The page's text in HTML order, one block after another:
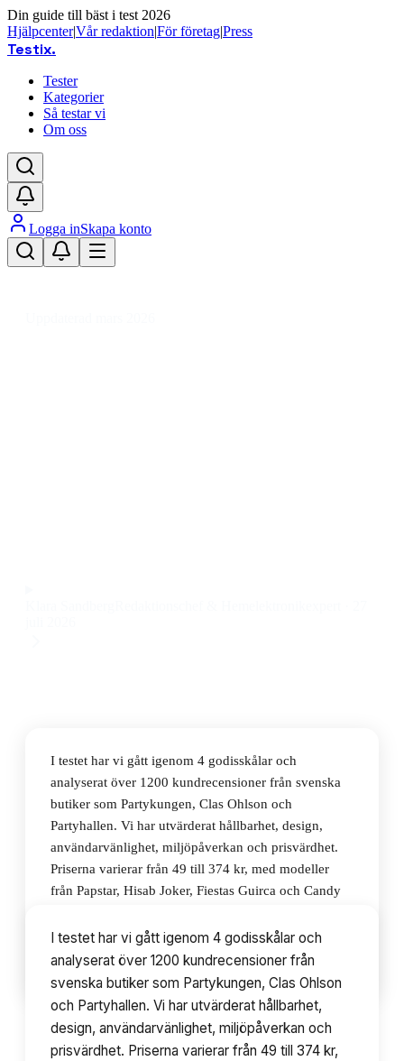
Din guide till bäst i test 2026
Hjälpcenter|Vår redaktion|För företag|Press
Testix.
Tester
Kategorier
Så testar vi
Om oss
Logga inSkapa konto
I testet har vi gått igenom 4 godisskålar och
analyserat över 1200 kundrecensioner från svenska
butiker som Partykungen, Clas Ohlson och
Partyhallen. Vi har utvärderat hållbarhet, design,
användarvänlighet, miljöpåverkan och prisvärdhet.
Priserna varierar från 49 till 374 kr, med modeller
från Papstar, Hisab Joker, Fiestas Guirca och Candy
Innehållsförteckning 9avsnitt
I testet har vi gått igenom 4 godisskålar och
analyserat över 1200 kundrecensioner från
svenska butiker som Partykungen, Clas Ohlson
och Partyhallen. Vi har utvärderat hållbarhet,
design, användarvänlighet, miljöpåverkan och
prisvärdhet. Priserna varierar från 49 till 374 kr,